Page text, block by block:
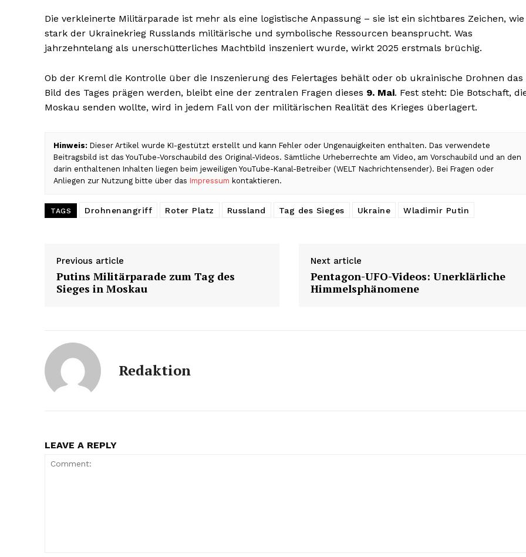
Die verkleinerte Militärparade ist mehr als eine logistische Anpassung – sie ist ein sichtbares Zeichen, wie
stark der Ukrainekrieg Russlands militärische und symbolische Ressourcen beansprucht. Was
jahrzehntelang als unerschütterliches Machtbild inszeniert wurde, wirkt 2025 erstmals brüchig.
Ob der Kreml die Kontrolle über die Inszenierung des Feiertages behält oder ob ukrainische Drohnen das
Bild des Tages prägen werden, bleibt eine der zentralen Fragen dieses 9. Mai. Fest steht: Die Botschaft,
Moskau senden wollte, wird in jedem Fall von der militärischen Realität des Krieges überlagert.
Hinweis: Dieser Artikel wurde KI-gestützt erstellt und kann Fehler oder Ungenauigkeiten enthalten. Das verwendete
Beitragsbild ist das YouTube-Vorschaubild des Original-Videos. Sämtliche Urheberrechte am Video, am Vorschaubild und an den
darin enthaltenen Inhalten liegen beim jeweiligen YouTube-Kanal-Betreiber (WELT Nachrichtensender). Bei Fragen oder
Anliegen zur Nutzung bitte über das Impressum kontaktieren.
TAGS Drohnenangriff Roter Platz Russland Tag des Sieges Ukraine Wladimir Putin
Previous article
Putins Militärparade zum Tag des
Sieges in Moskau
Next article
Pentagon-UFO-Videos: Unerklärliche
Himmelsphänomene
Redaktion
LEAVE A REPLY